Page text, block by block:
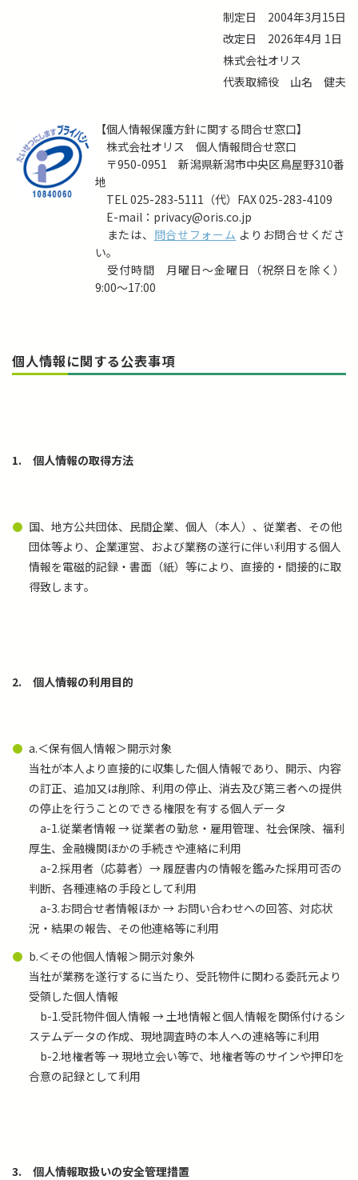
制定日
2004年3月15日
改定日
2026年4月 1日
株式会社オリス
代表取締役
山名 健夫
【個人情報保護方針に関する問合せ窓口】
株式会社オリス 個人情報問合せ窓口
〒950-0951 新潟県新潟市中央区鳥屋野310番
地
TEL 025-283-5111（代）FAX 025-283-4109
E-mail：privacy@oris.co.jp
または、 問合せフォーム よりお問合せくださ
い。
受付時間 月曜日～金曜日（祝祭日を除く）
9:00～17:00
個人情報に関する公表事項
1. 個人情報の取得方法
国、地方公共団体、民間企業、個人（本人）、従業者、その他
団体等より、企業運営、および業務の遂行に伴い利用する個人
情報を電磁的記録・書面（紙）等により、直接的・間接的に取
得致します。
2. 個人情報の利用目的
a.＜保有個人情報＞開示対象
当社が本人より直接的に収集した個人情報であり、開示、内容
の訂正、追加又は削除、利用の停止、消去及び第三者への提供
の停止を行うことのできる権限を有する個人データ
a-1.従業者情報 → 従業者の勤怠・雇用管理、社会保険、福利
厚生、金融機関ほかの手続きや連絡に利用
a-2.採用者（応募者）→ 履歴書内の情報を鑑みた採用可否の
判断、各種連絡の手段として利用
a-3.お問合せ者情報ほか → お問い合わせへの回答、対応状
況・結果の報告、その他連絡等に利用
b.＜その他個人情報＞開示対象外
当社が業務を遂行するに当たり、受託物件に関わる委託元より
受領した個人情報
b-1.受託物件個人情報 → 土地情報と個人情報を関係付けるシ
ステムデータの作成、現地調査時の本人への連絡等に利用
b-2.地権者等 → 現地立会い等で、地権者等のサインや押印を
合意の記録として利用
3. 個人情報取扱いの安全管理措置